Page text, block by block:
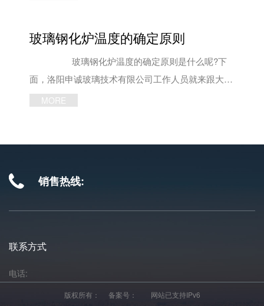
备使用需求，欢迎咨询洛阳申诚玻璃技术有限公司，
咨询热线：187-3797-1827、189-3900-8535! 文章内
容来源于玻璃钢化炉厂家：
http://www.lywlglass.com/
时，要小心谨慎，以免损坏玻璃，影响钢化玻璃生产
线的正常运行。 在日常使用时，要使玻璃保持
清洁和干净，需要使玻璃钢化玻璃生产线边缘保持光
滑，尤其是玻璃凸出来的地方，要保证不存在颗粒杂
养的影响，除了在操作中，要严格按操作规程来做以
文章内容来源于申诚玻璃钢化炉厂家：
面产生了压应力，内层产生了张应力，即玻璃产生了
一种均匀而有规律分布的内应力，提高了玻璃作为脆
性材料的抗张强度，从而使玻璃抗弯曲和抗冲击强度
得到提高。 同时，由于玻璃内部均匀应力的存
筑等行业发展，钢化炉设备在市场中也有了非常大的
选购设备时，应选择正规的生产厂家，其产品质量也
诚玻璃技术有限公司提醒大家，钢化炉的使用寿命也
玻璃钢化炉温度的确定原则
玻璃钢化炉温度的确定原则是什么呢?下
面，洛阳申诚玻璃技术有限公司工作人员就来跟大家
说说吧! 1.玻璃的应力要能够完全消除。玻璃中
3.由于玻璃具有对红外线选择性吸收的特性，玻
生产中若需要调整玻璃出炉温度，一般是通过改变加
MORE
销售热线:
联系方式
电话:
版权所有： 备案号： 网站已支持IPv6